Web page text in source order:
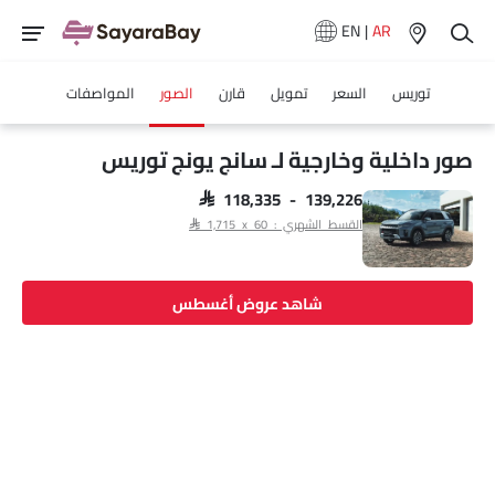
EN|AR
توريس السعر تمويل قارن الصور المواصفات
صور داخلية وخارجية لـ سانج يونج توريس
SAR 118,335 - 139,226
القسط الشهري : SAR 1,715 x 60
شاهد عروض أغسطس